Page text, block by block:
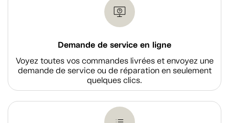
Demande de service en ligne
Voyez toutes vos commandes livrées et envoyez une
demande de service ou de réparation en seulement
quelques clics.